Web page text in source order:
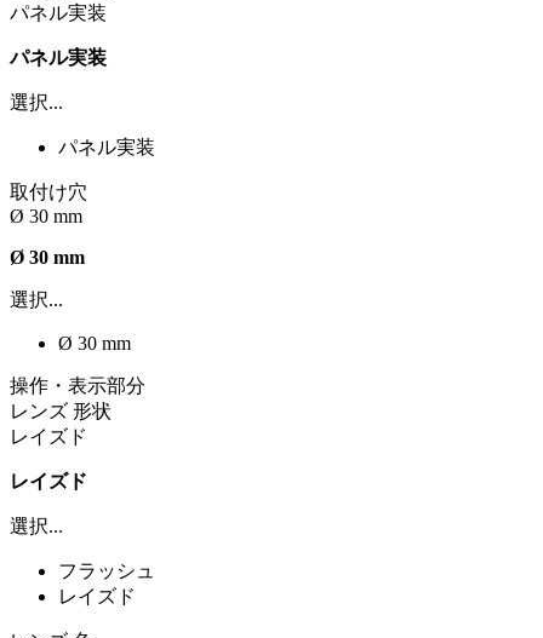
パネル実装
パネル実装
選択...
パネル実装
取付け穴
Ø 30 mm
Ø 30 mm
選択...
Ø 30 mm
操作・表示部分
レンズ 形状
レイズド
レイズド
選択...
フラッシュ
レイズド